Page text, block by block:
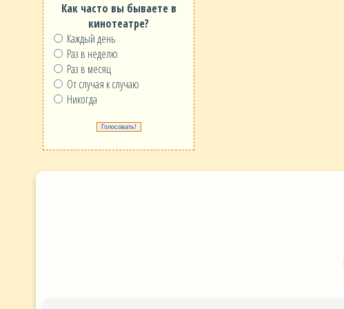
Как часто вы бываете в
кинотеатре?
Каждый день
Раз в неделю
Раз в месяц
От случая к случаю
Никогда